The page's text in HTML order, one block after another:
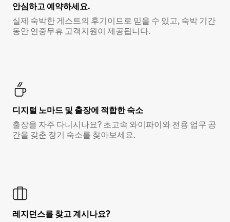
안심하고 예약하세요.
실제 숙박한 게스트의 후기이므로 믿을 수 있고, 숙박 기간
동안 연중무휴 고객지원이 제공됩니다.
디지털 노마드 및 출장에 적합한 숙소
출장을 자주 다니시나요? 초고속 와이파이와 전용 업무 공
간을 갖춘 장기 숙소를 찾아보세요.
레지던스를 찾고 계시나요?